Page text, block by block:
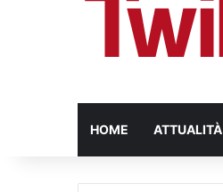
HOME ATTUALITÀ